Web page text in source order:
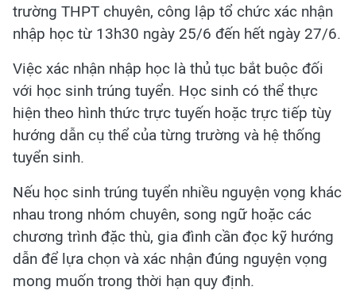
trường THPT chuyên, công lập tổ chức xác nhận
nhập học từ 13h30 ngày 25/6 đến hết ngày 27/6.
Việc xác nhận nhập học là thủ tục bắt buộc đối
với học sinh trúng tuyển. Học sinh có thể thực
hiện theo hình thức trực tuyến hoặc trực tiếp tùy
hướng dẫn cụ thể của từng trường và hệ thống
tuyển sinh.
Nếu học sinh trúng tuyển nhiều nguyện vọng khác
nhau trong nhóm chuyên, song ngữ hoặc các
chương trình đặc thù, gia đình cần đọc kỹ hướng
dẫn để lựa chọn và xác nhận đúng nguyện vọng
mong muốn trong thời hạn quy định.